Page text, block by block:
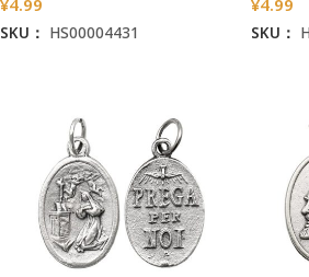
SKU： HS00004431 SKU：